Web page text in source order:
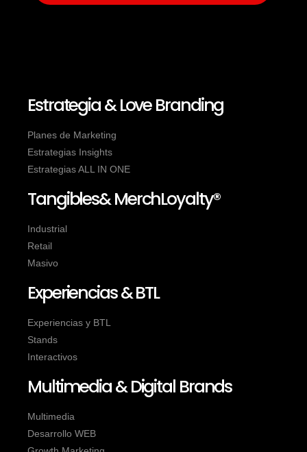
Estrategia & Love Branding
Planes de Marketing
Estrategias Insights
Estrategias ALL IN ONE
Tangibles& MerchLoyalty®
Industrial
Retail
Masivo
Experiencias & BTL
Experiencias y BTL
Stands
Interactivos
Multimedia & Digital Brands
Multimedia
Desarrollo WEB